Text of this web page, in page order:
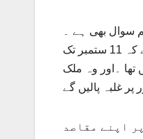
سوال بھی ہے ۔
طالبان کی جانب سے مذاکرات کے حوالے سے لیت و لعل سے کام لینا شاید ان کی خوش فہمی بھی ہوسکتی ہے کہ 11 ستمبر تک
۔اور وہ ملک
غلبہ پالیں گے
اپنے مقاصد